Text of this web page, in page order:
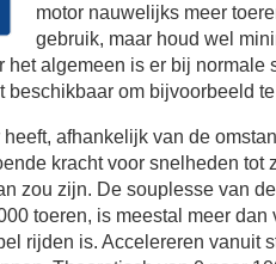
motor nauwelijks meer
gebruik, maar houd wel
het algemeen is er bij
beschikbaar om bijvoorbeeld
heeft, afhankelijk van de
kracht voor snelheden tot
zou zijn. De souplesse van
toeren, is meestal meer
rijden is. Accelereren vanuit